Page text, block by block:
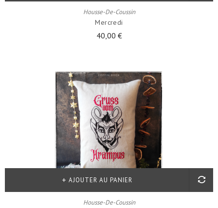
Housse-De-Coussin
Mercredi
40,00 €
Housse-De-Coussin
AJOUTER AU PANIER